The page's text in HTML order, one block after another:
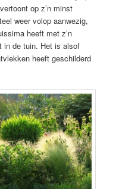
op z’n minst
weer volop aanwezig,
heeft met z’n
in de tuin. Het is alsof
heeft geschilderd